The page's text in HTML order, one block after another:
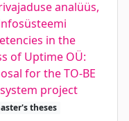
analüüs,
in the
of Uptime OÜ:
for the TO-BE
project
theses